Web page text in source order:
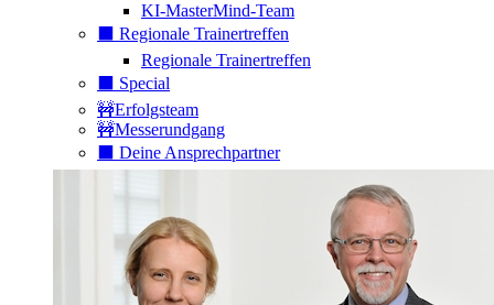
KI-MasterMind-Team
⬛️ Regionale Trainertreffen
Regionale Trainertreffen
⬛️ Special
🚧Erfolgsteam
🚧Messerundgang
⬛️ Deine Ansprechpartner